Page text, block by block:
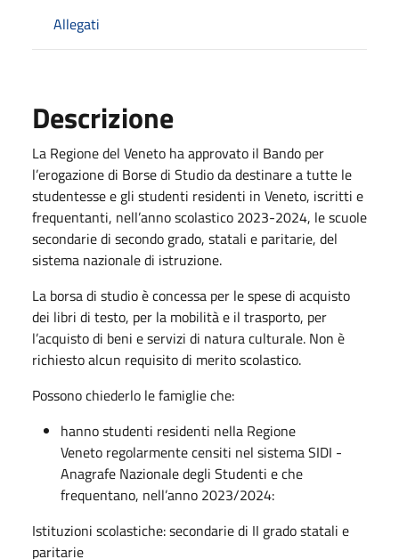
Allegati
Descrizione
La Regione del Veneto ha approvato il Bando per
l’erogazione di Borse di Studio da destinare a tutte le
studentesse e gli studenti residenti in Veneto, iscritti e
frequentanti, nell’anno scolastico 2023-2024, le scuole
secondarie di secondo grado, statali e paritarie, del
sistema nazionale di istruzione.
La borsa di studio è concessa per le spese di acquisto
dei libri di testo, per la mobilità e il trasporto, per
l’acquisto di beni e servizi di natura culturale. Non è
richiesto alcun requisito di merito scolastico.
Possono chiederlo le famiglie che:
hanno studenti residenti nella Regione
Veneto regolarmente censiti nel sistema SIDI -
Anagrafe Nazionale degli Studenti e che
frequentano, nell’anno 2023/2024:
Istituzioni scolastiche: secondarie di II grado statali e
paritarie